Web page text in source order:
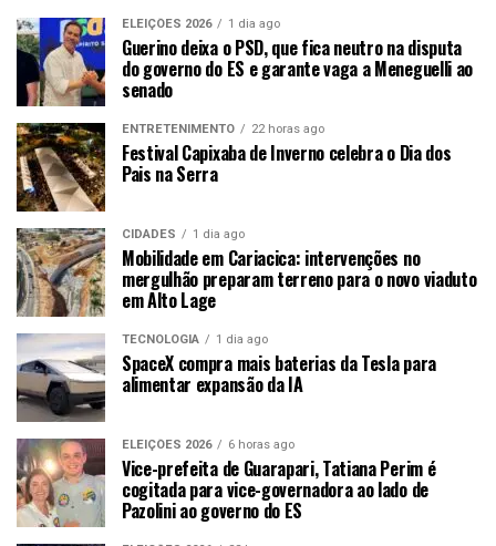
ELEIÇÕES 2026 1 dia ago
Guerino deixa o PSD, que fica neutro na disputa
do governo do ES e garante vaga a Meneguelli ao
senado
ENTRETENIMENTO 22 horas ago
Festival Capixaba de Inverno celebra o Dia dos
Pais na Serra
CIDADES 1 dia ago
Mobilidade em Cariacica: intervenções no
mergulhão preparam terreno para o novo viaduto
em Alto Lage
TECNOLOGIA 1 dia ago
SpaceX compra mais baterias da Tesla para
alimentar expansão da IA
ELEIÇÕES 2026 6 horas ago
Vice-prefeita de Guarapari, Tatiana Perim é
cogitada para vice-governadora ao lado de
Pazolini ao governo do ES